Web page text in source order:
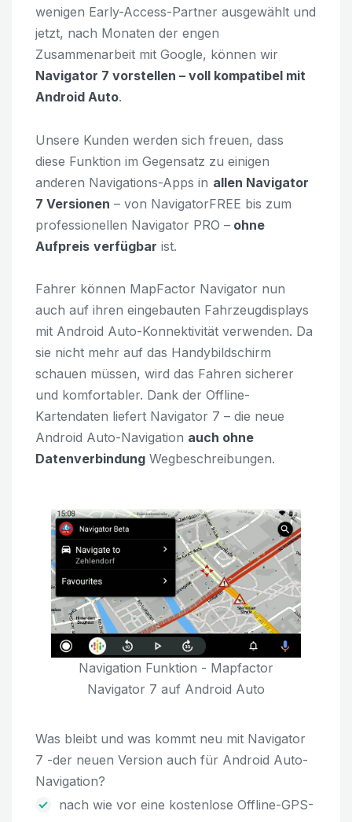
wenigen Early-Access-Partner ausgewählt und
jetzt, nach Monaten der engen
Zusammenarbeit mit Google, können wir
Navigator 7 vorstellen – voll kompatibel mit
Android Auto.
Unsere Kunden werden sich freuen, dass
diese Funktion im Gegensatz zu einigen
anderen Navigations-Apps in allen Navigator
7 Versionen – von NavigatorFREE bis zum
professionellen Navigator PRO – ohne
Aufpreis verfügbar ist.
Fahrer können MapFactor Navigator nun
auch auf ihren eingebauten Fahrzeugdisplays
mit Android Auto-Konnektivität verwenden. Da
sie nicht mehr auf das Handybildschirm
schauen müssen, wird das Fahren sicherer
und komfortabler. Dank der Offline-
Kartendaten liefert Navigator 7 – die neue
Android Auto-Navigation auch ohne
Datenverbindung Wegbeschreibungen.
Navigation Funktion - Mapfactor
Navigator 7 auf Android Auto
Was bleibt und was kommt neu mit Navigator
7 -der neuen Version auch für Android Auto-
Navigation?
nach wie vor eine kostenlose Offline-GPS-